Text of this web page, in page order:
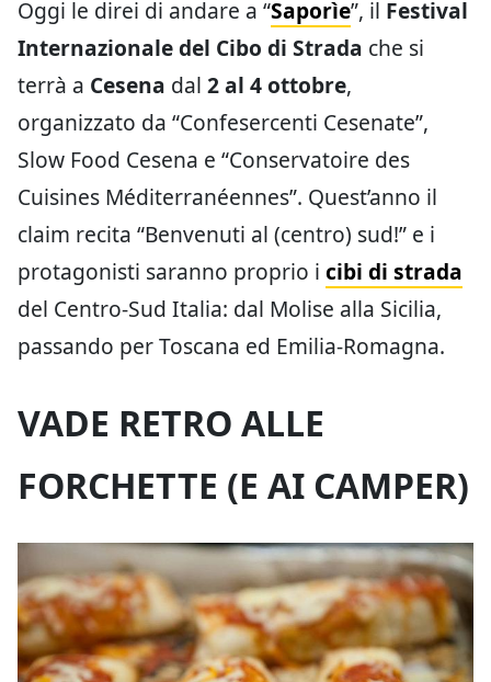
Oggi le direi di andare a “Saporìe”, il Festival
Internazionale del Cibo di Strada che si
terrà a Cesena dal 2 al 4 ottobre,
organizzato da “Confesercenti Cesenate”,
Slow Food Cesena e “Conservatoire des
Cuisines Méditerranéennes”. Quest’anno il
claim recita “Benvenuti al (centro) sud!” e i
protagonisti saranno proprio i cibi di strada
del Centro-Sud Italia: dal Molise alla Sicilia,
passando per Toscana ed Emilia-Romagna.
VADE RETRO ALLE
FORCHETTE (E AI CAMPER)